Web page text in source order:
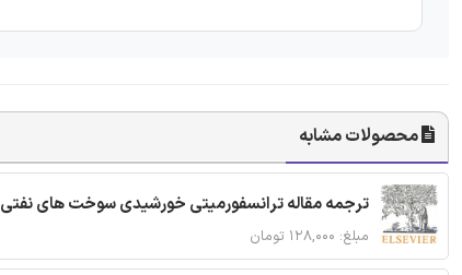
محصولات مشابه
ترجمه مقاله ترانسفورمیتی خورشیدی سوخت های نفتی
مبلغ: ۱۲۸,۰۰۰ تومان